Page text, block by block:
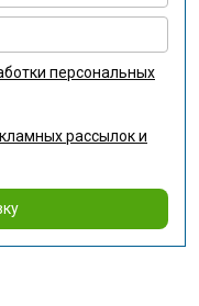
персональных
рассылок и